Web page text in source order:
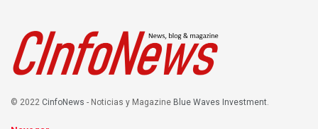
© 2022 CinfoNews - Noticias y Magazine Blue Waves Investment